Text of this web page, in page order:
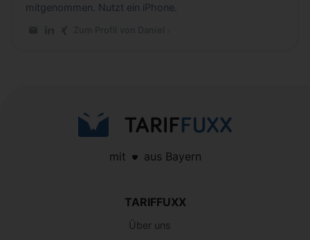
mitgenommen. Nutzt ein iPhone.
mit aus Bayern
TARIFFUXX
Über uns